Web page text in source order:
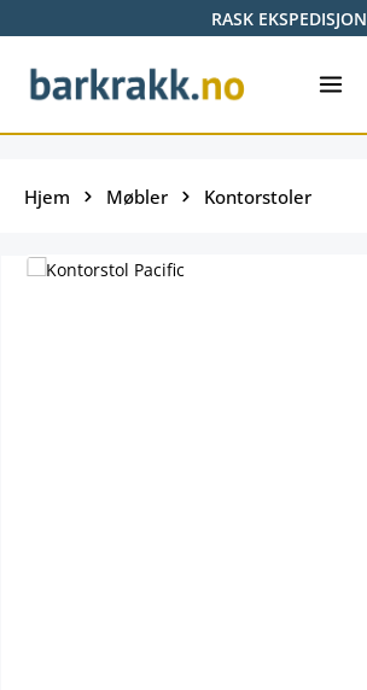
RASK EKSPEDISJON
Hjem Møbler Kontorstoler